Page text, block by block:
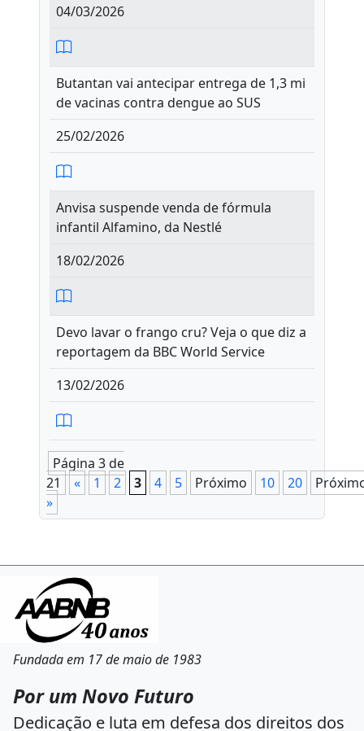
04/03/2026
Butantan vai antecipar entrega de 1,3 mi
de vacinas contra dengue ao SUS
25/02/2026
Anvisa suspende venda de fórmula
infantil Alfamino, da Nestlé
18/02/2026
Devo lavar o frango cru? Veja o que diz a
reportagem da BBC World Service
13/02/2026
Página 3 de
21
« 1 2 3 4 5 Próximo 10 20
»
Fundada em 17 de maio de 1983
Por um Novo Futuro
Dedicação e luta em defesa dos direitos dos